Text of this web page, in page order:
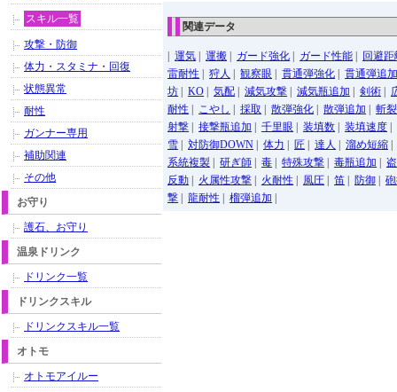
関連データ
運気 運搬 ガード強化 ガード性能
回避距
雷耐性
狩人 観察眼 貫通弾強化
貫通弾追加
坊
KO 気配 減気攻撃 減気瓶追加 剣術
耐性
こやし 採取 散弾強化 散弾追加
斬
射撃
接撃瓶追加 千里眼 装填数 装填速度
雪
対防御DOWN 体力 匠 達人 溜め短縮
系統複製
研ぎ師 毒 特殊攻撃 毒瓶追加
反動
火属性攻撃 火耐性 風圧 笛 防御
撃
龍耐性 榴弾追加
スキル一覧
攻撃・防御
体力・スタミナ・回復
状態異常
耐性
ガンナー専用
補助関連
その他
お守り
護石、お守り
温泉ドリンク
ドリンク一覧
ドリンクスキル
ドリンクスキル一覧
オトモ
オトモアイルー